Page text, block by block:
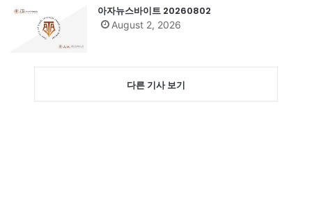
아자뉴스바이트 20260802
August 2, 2026
다른 기사 보기